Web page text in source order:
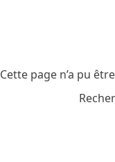
Cette page n’a pu